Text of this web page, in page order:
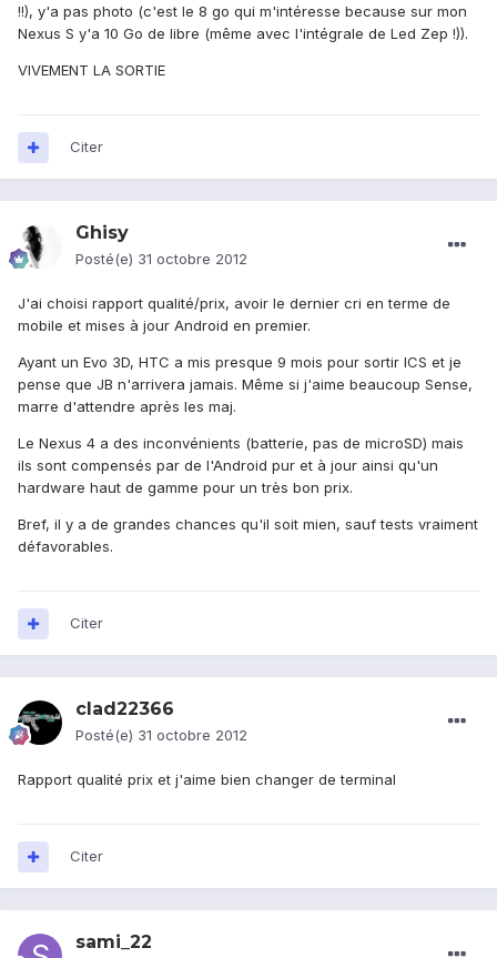
!!), y'a pas photo (c'est le 8 go qui m'intéresse because sur mon
Nexus S y'a 10 Go de libre (même avec l'intégrale de Led Zep !)).
VIVEMENT LA SORTIE
Citer
Ghisy
Posté(e) 31 octobre 2012
J'ai choisi rapport qualité/prix, avoir le dernier cri en terme de
mobile et mises à jour Android en premier.
Ayant un Evo 3D, HTC a mis presque 9 mois pour sortir ICS et je
pense que JB n'arrivera jamais. Même si j'aime beaucoup Sense,
marre d'attendre après les maj.
Le Nexus 4 a des inconvénients (batterie, pas de microSD) mais
ils sont compensés par de l'Android pur et à jour ainsi qu'un
hardware haut de gamme pour un très bon prix.
Bref, il y a de grandes chances qu'il soit mien, sauf tests vraiment
défavorables.
Citer
clad22366
Posté(e) 31 octobre 2012
Rapport qualité prix et j'aime bien changer de terminal
Citer
sami_22